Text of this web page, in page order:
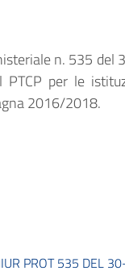
n. 535 del
per le
2016/2018.
PROT 535 DEL